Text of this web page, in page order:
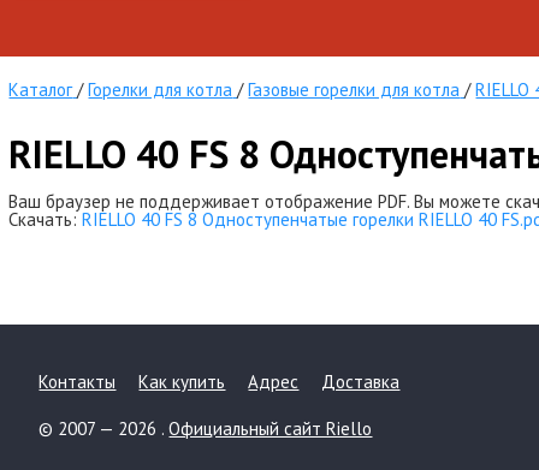
Каталог /Горелки для котла /Газовые горелки для котла /RIELLO
RIELLO 40 FS 8
Ваш браузер не поддерживает отображение PDF. Вы можете
Скачать:RIELLO 40 FS 8 Одноступенчатые горелки RIELLO 40
Контакты Как купить Адрес Доставка
© 2007 — 2026 .Официальный сайт Riello